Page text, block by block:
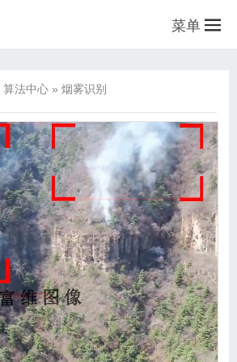
菜单
算法中心 » 烟雾识别